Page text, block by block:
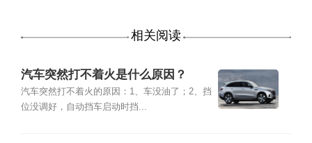
相关阅读
汽车突然打不着火是什么原因？
汽车突然打不着火的原因：1、车没油了；2、挡
位没调好，自动挡车启动时挡...